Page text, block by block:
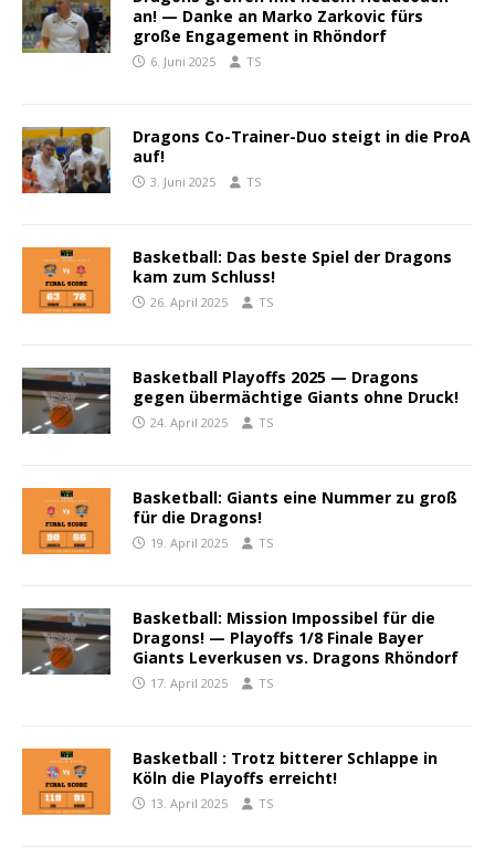
an! — Danke an Marko Zarkovic fürs
große Engagement in Rhöndorf
6. Juni 2025 TS
Dragons Co-Trainer-Duo steigt in die ProA
auf!
3. Juni 2025 TS
Basketball: Das beste Spiel der Dragons
kam zum Schluss!
26. April 2025 TS
Basketball Playoffs 2025 — Dragons
gegen übermächtige Giants ohne Druck!
24. April 2025 TS
Basketball: Giants eine Nummer zu groß
für die Dragons!
19. April 2025 TS
Basketball: Mission Impossibel für die
Dragons! — Playoffs 1/8 Finale Bayer
Giants Leverkusen vs. Dragons Rhöndorf
17. April 2025 TS
Basketball : Trotz bitterer Schlappe in
Köln die Playoffs erreicht!
13. April 2025 TS